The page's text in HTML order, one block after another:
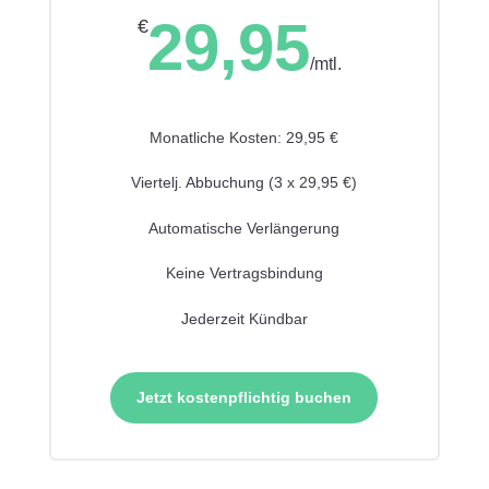
€29,95/mtl.
Monatliche Kosten: 29,95 €
Viertelj. Abbuchung (3 x 29,95 €)
Automatische Verlängerung
Keine Vertragsbindung
Jederzeit Kündbar
Jetzt kostenpflichtig buchen